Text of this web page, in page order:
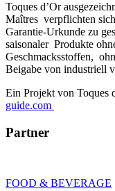
Toques d’Or
Maîtres verpflichten
Garantie-Urkunde zu
saisonaler Produkte
Geschmacksstoffen,
Beigabe von industriell
Ein Projekt von Toques
guide.com
Partner
FOOD & BEVERAGE